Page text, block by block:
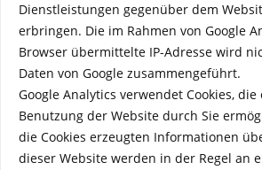
Dienstleistungen gegenüber dem
erbringen. Die im Rahmen von Google
Browser übermittelte IP-Adresse wird
Daten von Google zusammengeführt.
Google Analytics verwendet Cookies,
Benutzung der Website durch Sie
die Cookies erzeugten Informationen
dieser Website werden in der Regel an